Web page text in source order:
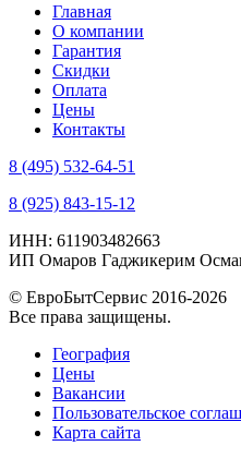
Главная
О компании
Гарантия
Скидки
Оплата
Цены
Контакты
8 (495) 532-64-51
8 (925) 843-15-12
ИНН: 611903482663
ИП Омаров Гаджикерим
© ЕвроБытСервис 2016-2026
Все права защищены.
География
Цены
Вакансии
Пользовательское
Карта сайта